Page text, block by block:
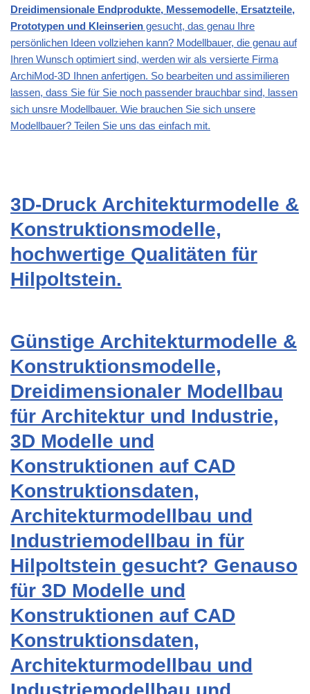
Dreidimensionale Endprodukte, Messemodelle, Ersatzteile,
Prototypen und Kleinserien gesucht, das genau Ihre
persönlichen Ideen vollziehen kann? Modellbauer, die genau auf
Ihren Wunsch optimiert sind, werden wir als versierte Firma
ArchiMod-3D Ihnen anfertigen. So bearbeiten und assimilieren
lassen, dass Sie für Sie noch passender brauchbar sind, lassen
sich unsre Modellbauer. Wie brauchen Sie sich unsere
Modellbauer? Teilen Sie uns das einfach mit.
3D-Druck Architekturmodelle &
Konstruktionsmodelle,
hochwertige Qualitäten für
Hilpoltstein.
Günstige Architekturmodelle &
Konstruktionsmodelle,
Dreidimensionaler Modellbau
für Architektur und Industrie,
3D Modelle und
Konstruktionen auf CAD
Konstruktionsdaten,
Architekturmodellbau und
Industriemodellbau in für
Hilpoltstein gesucht? Genauso
für 3D Modelle und
Konstruktionen auf CAD
Konstruktionsdaten,
Architekturmodellbau und